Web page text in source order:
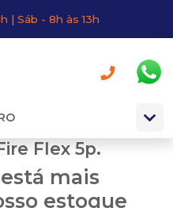
| Sáb - 8h às 13h
Flex 5p.
mais
estoque